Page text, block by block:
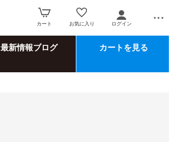
カート お気に入り ログイン
最新情報ブログ カートを見る